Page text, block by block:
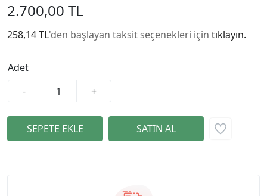
2.700,00 TL
258,14 TL'den başlayan taksit seçenekleri için tıklayın.
Adet
-
+